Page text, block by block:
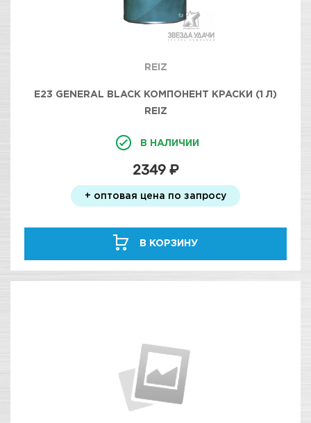
REIZ
E23 GENERAL BLACK КОМПОНЕНТ КРАСКИ (1 Л)
REIZ
В НАЛИЧИИ
2349 ₽
+ оптовая цена по запросу
В КОРЗИНУ